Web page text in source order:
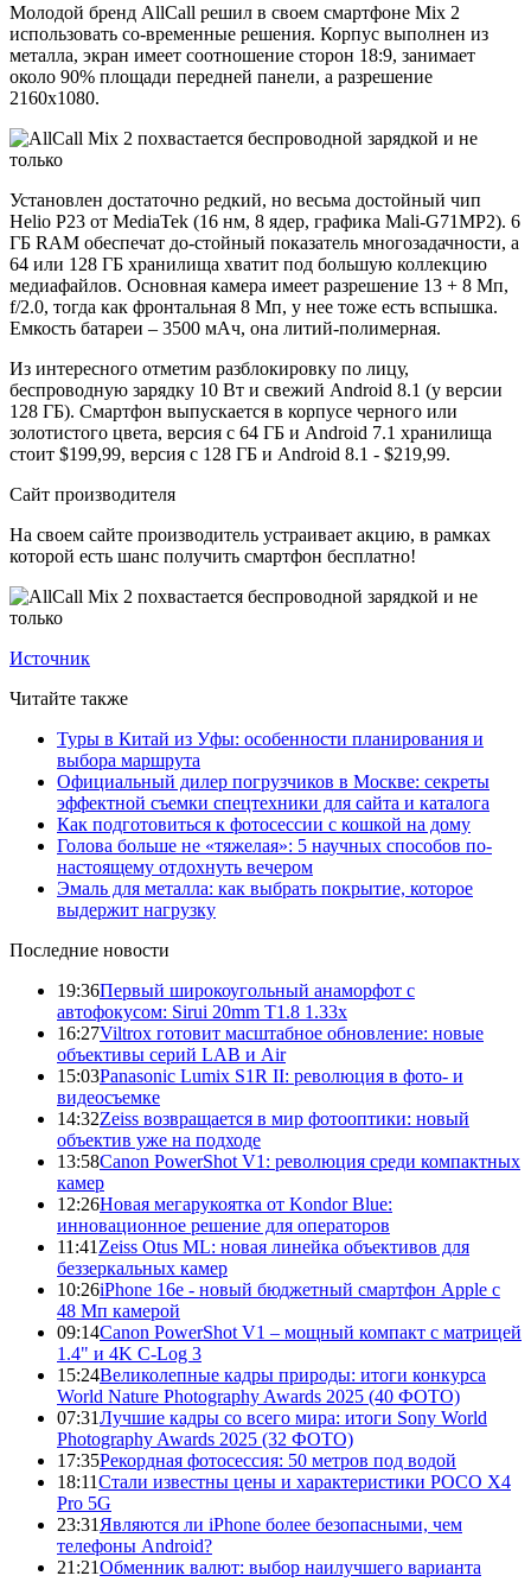
Молодой бренд AllCall решил в своем смартфоне Mix 2
использовать со-временные решения. Корпус выполнен из
металла, экран имеет соотношение сторон 18:9, занимает
около 90% площади передней панели, а разрешение
2160х1080.
Установлен достаточно редкий, но весьма достойный чип
Helio P23 от MediaTek (16 нм, 8 ядер, графика Mali-G71MP2). 6
ГБ RAM обеспечат до-стойный показатель многозадачности, а
64 или 128 ГБ хранилища хватит под большую коллекцию
медиафайлов. Основная камера имеет разрешение 13 + 8 Мп,
f/2.0, тогда как фронтальная 8 Мп, у нее тоже есть вспышка.
Емкость батареи – 3500 мАч, она литий-полимерная.
Из интересного отметим разблокировку по лицу,
беспроводную зарядку 10 Вт и свежий Android 8.1 (у версии
128 ГБ). Смартфон выпускается в корпусе черного или
золотистого цвета, версия с 64 ГБ и Android 7.1 хранилища
стоит $199,99, версия с 128 ГБ и Android 8.1 - $219,99.
Сайт производителя
На своем сайте производитель устраивает акцию, в рамках
которой есть шанс получить смартфон бесплатно!
Источник
Читайте также
Туры в Китай из Уфы: особенности планирования и
выбора маршрута
Официальный дилер погрузчиков в Москве: секреты
эффектной съемки спецтехники для сайта и каталога
Как подготовиться к фотосессии с кошкой на дому
Голова больше не «тяжелая»: 5 научных способов по-
настоящему отдохнуть вечером
Эмаль для металла: как выбрать покрытие, которое
выдержит нагрузку
Последние новости
19:36Первый широкоугольный анаморфот с
автофокусом: Sirui 20mm T1.8 1.33x
16:27Viltrox готовит масштабное обновление: новые
объективы серий LAB и Air
15:03Panasonic Lumix S1R II: революция в фото- и
видеосъемке
14:32Zeiss возвращается в мир фотооптики: новый
объектив уже на подходе
13:58Canon PowerShot V1: революция среди компактных
камер
12:26Новая мегарукоятка от Kondor Blue:
инновационное решение для операторов
11:41 Zeiss Otus ML: новая линейка объективов для
беззеркальных камер
10:26iPhone 16e - новый бюджетный смартфон Apple с
48 Мп камерой
09:14Canon PowerShot V1 – мощный компакт с матрицей
1.4" и 4K C-Log 3
15:24Великолепные кадры природы: итоги конкурса
World Nature Photography Awards 2025 (40 ФОТО)
07:31Лучшие кадры со всего мира: итоги Sony World
Photography Awards 2025 (32 ФОТО)
17:35Рекордная фотосессия: 50 метров под водой
18:11Стали известны цены и характеристики POCO X4
Pro 5G
23:31 Являются ли iPhone более безопасными, чем
телефоны Android?
21:21Обменник валют: выбор наилучшего варианта